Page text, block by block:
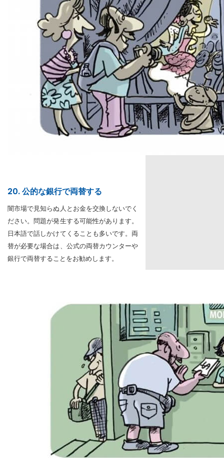
20. 公的な銀行で両替する
闇市場で見知らぬ人とお金を交換しないでく
ださい。問題が発生する可能性があります。
日本語で話しかけてくることも多いです。両
替が必要な場合は、公式の両替カウンターや
銀行で両替することをお勧めします。